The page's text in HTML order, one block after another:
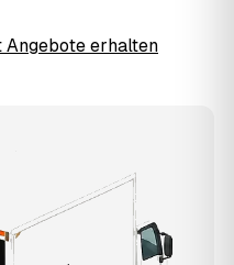
Angebote erhalten